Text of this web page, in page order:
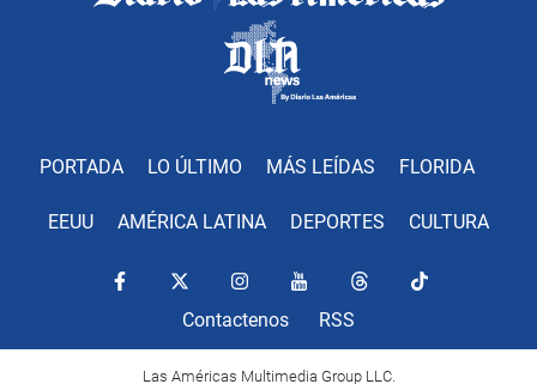
PORTADA LO ÚLTIMO MÁS LEÍDAS FLORIDA
EEUU AMÉRICA LATINA DEPORTES CULTURA
Contactenos RSS
Las Américas Multimedia Group LLC.